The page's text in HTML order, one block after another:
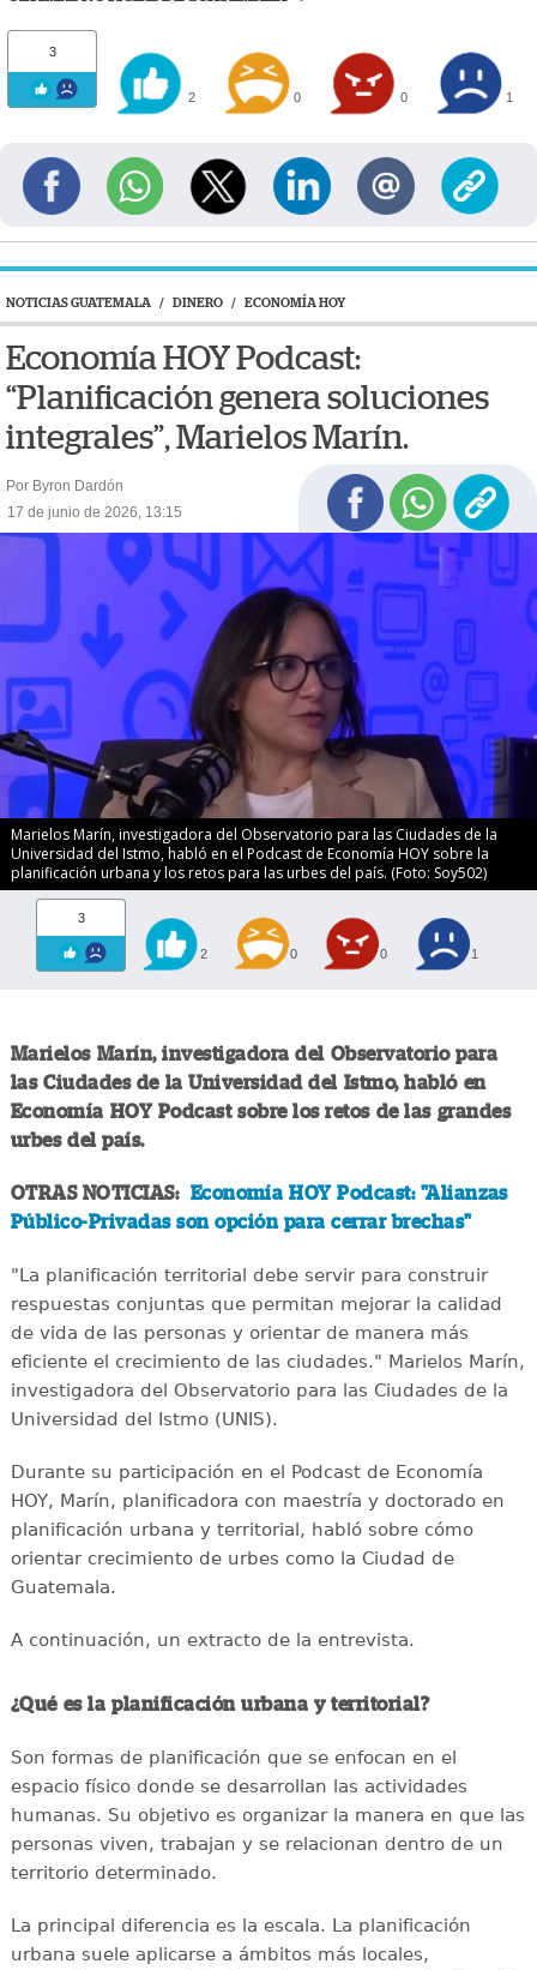
3
2 0 0 1
NOTICIAS GUATEMALA / DINERO / ECONOMÍA HOY
Economía HOY Podcast:
“Planificación genera soluciones
integrales”, Marielos Marín.
Por Byron Dardón
17 de junio de 2026, 13:15
Marielos Marín, investigadora del Observatorio para las Ciudades de la
Universidad del Istmo, habló en el Podcast de Economía HOY sobre la
planificación urbana y los retos para las urbes del país. (Foto: Soy502)
3
2 0 0 1
Marielos Marín, investigadora del Observatorio para
las Ciudades de la Universidad del Istmo, habló en
Economía HOY Podcast sobre los retos de las grandes
urbes del país.
OTRAS NOTICIAS: Economía HOY Podcast: "Alianzas
Público-Privadas son opción para cerrar brechas"
"La planificación territorial debe servir para construir
respuestas conjuntas que permitan mejorar la calidad
de vida de las personas y orientar de manera más
eficiente el crecimiento de las ciudades." Marielos Marín,
investigadora del Observatorio para las Ciudades de la
Universidad del Istmo (UNIS).
Durante su participación en el Podcast de Economía
HOY, Marín, planificadora con maestría y doctorado en
planificación urbana y territorial, habló sobre cómo
orientar crecimiento de urbes como la Ciudad de
Guatemala.
A continuación, un extracto de la entrevista.
¿Qué es la planificación urbana y territorial?
Son formas de planificación que se enfocan en el
espacio físico donde se desarrollan las actividades
humanas. Su objetivo es organizar la manera en que las
personas viven, trabajan y se relacionan dentro de un
territorio determinado.
La principal diferencia es la escala. La planificación
urbana suele aplicarse a ámbitos más locales,